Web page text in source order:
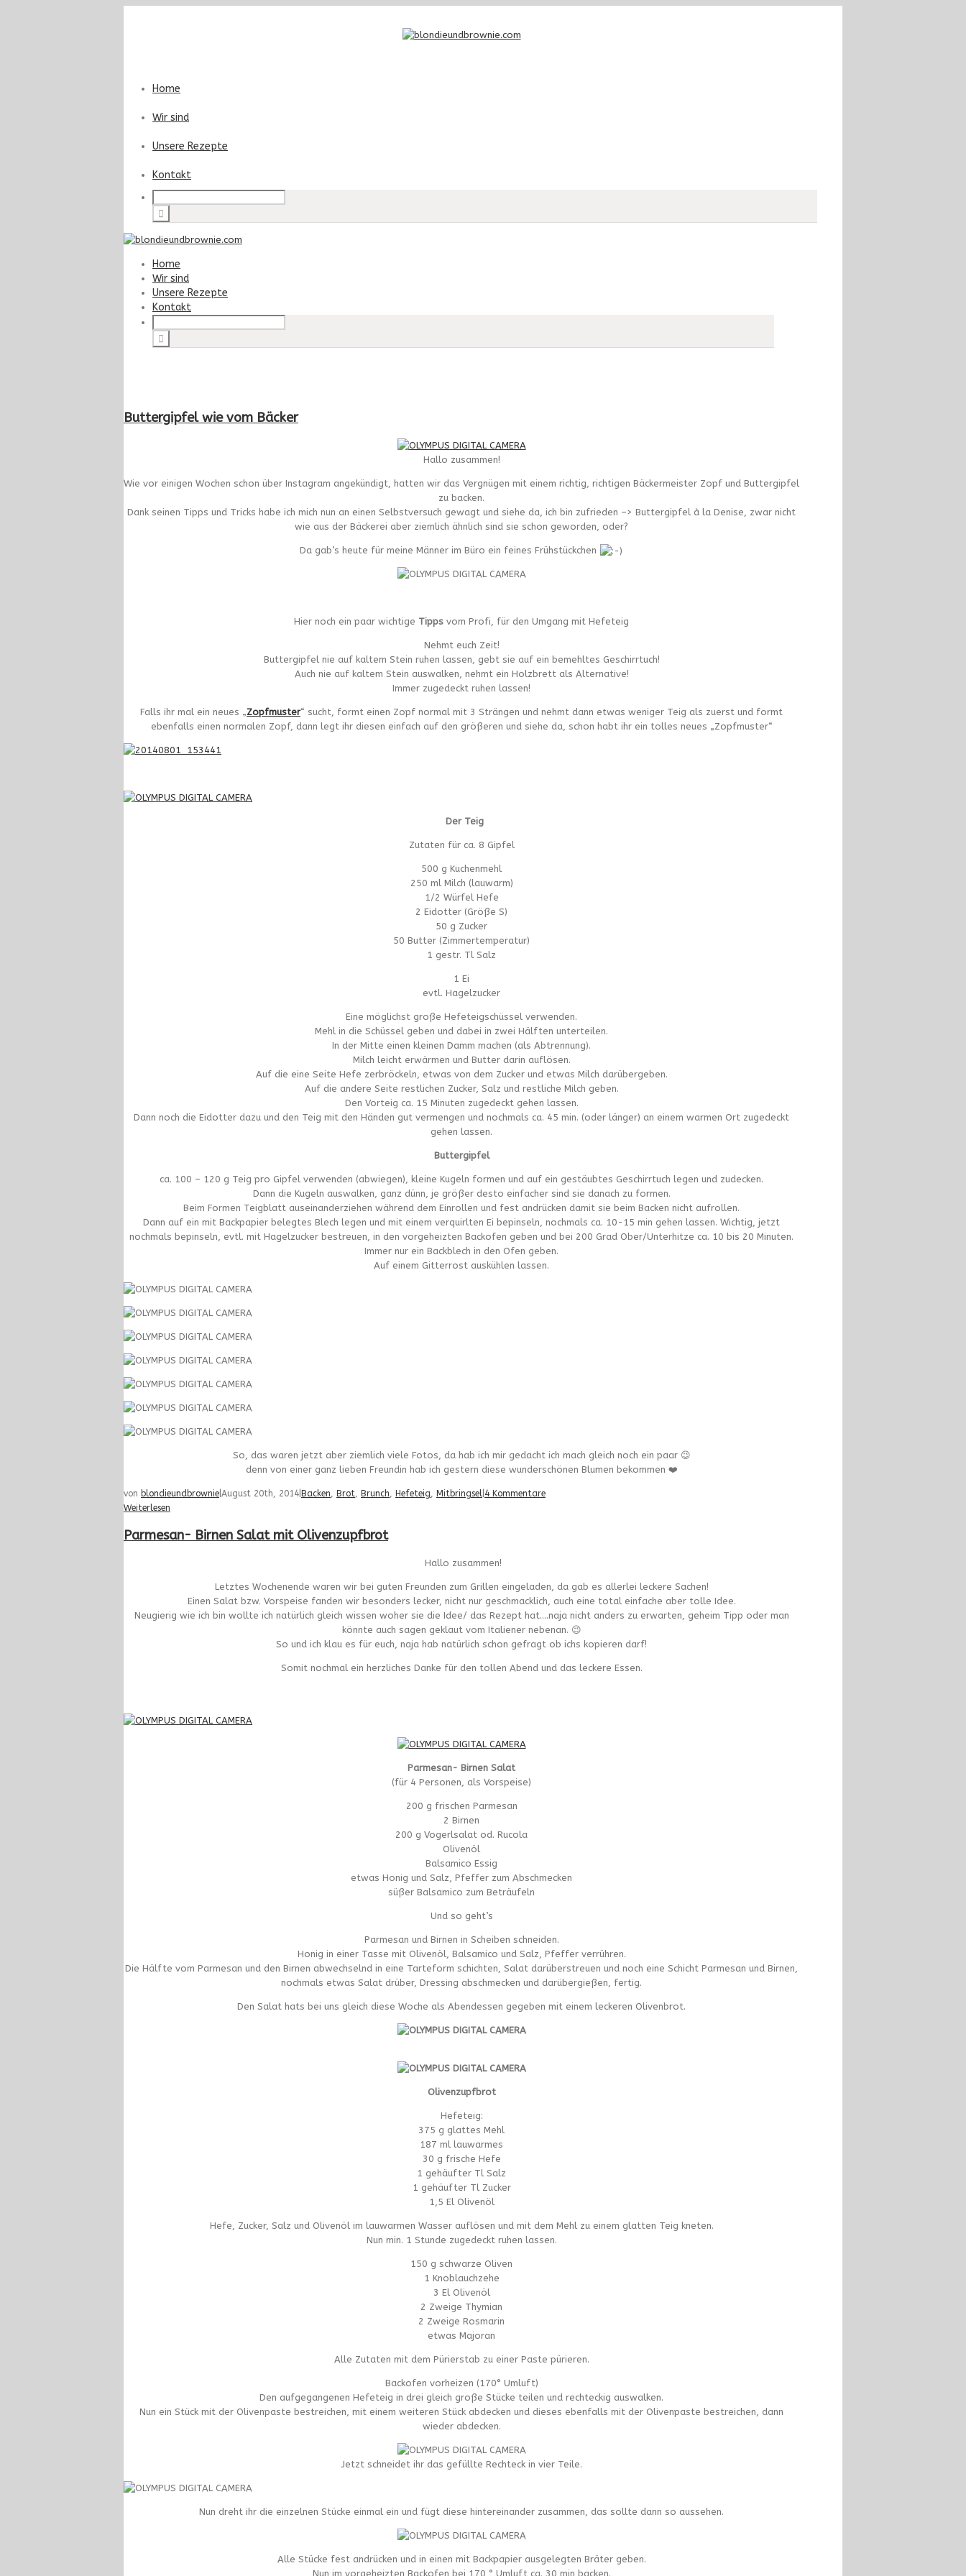
Home
Wir sind
Unsere Rezepte
Kontakt
Home
Wir sind
Unsere Rezepte
Kontakt
Buttergipfel wie vom Bäcker
Hallo zusammen!
Wie vor einigen Wochen schon über Instagram angekündigt, hatten wir das Vergnügen mit einem richtig, richtigen Bäckermeister Zopf und Buttergipfel
zu backen.
Dank seinen Tipps und Tricks habe ich mich nun an einen Selbstversuch gewagt und siehe da, ich bin zufrieden –> Buttergipfel à la Denise, zwar nicht
wie aus der Bäckerei aber ziemlich ähnlich sind sie schon geworden, oder?
Da gab’s heute für meine Männer im Büro ein feines Frühstückchen
Hier noch ein paar wichtige Tipps vom Profi, für den Umgang mit Hefeteig
Nehmt euch Zeit!
Buttergipfel nie auf kaltem Stein ruhen lassen, gebt sie auf ein bemehltes Geschirrtuch!
Auch nie auf kaltem Stein auswalken, nehmt ein Holzbrett als Alternative!
Immer zugedeckt ruhen lassen!
Falls ihr mal ein neues „Zopfmuster“ sucht, formt einen Zopf normal mit 3 Strängen und nehmt dann etwas weniger Teig als zuerst und formt
ebenfalls einen normalen Zopf, dann legt ihr diesen einfach auf den größeren und siehe da, schon habt ihr ein tolles neues „Zopfmuster“
Der Teig
Zutaten für ca. 8 Gipfel
500 g Kuchenmehl
250 ml Milch (lauwarm)
1/2 Würfel Hefe
2 Eidotter (Größe S)
50 g Zucker
50 Butter (Zimmertemperatur)
1 gestr. Tl Salz
1 Ei
evtl. Hagelzucker
Eine möglichst große Hefeteigschüssel verwenden.
Mehl in die Schüssel geben und dabei in zwei Hälften unterteilen.
In der Mitte einen kleinen Damm machen (als Abtrennung).
Milch leicht erwärmen und Butter darin auflösen.
Auf die eine Seite Hefe zerbröckeln, etwas von dem Zucker und etwas Milch darübergeben.
Auf die andere Seite restlichen Zucker, Salz und restliche Milch geben.
Den Vorteig ca. 15 Minuten zugedeckt gehen lassen.
Dann noch die Eidotter dazu und den Teig mit den Händen gut vermengen und nochmals ca. 45 min. (oder länger) an einem warmen Ort zugedeckt
gehen lassen.
Buttergipfel
ca. 100 – 120 g Teig pro Gipfel verwenden (abwiegen), kleine Kugeln formen und auf ein gestäubtes Geschirrtuch legen und zudecken.
Dann die Kugeln auswalken, ganz dünn, je größer desto einfacher sind sie danach zu formen.
Beim Formen Teigblatt auseinanderziehen während dem Einrollen und fest andrücken damit sie beim Backen nicht aufrollen.
Dann auf ein mit Backpapier belegtes Blech legen und mit einem verquirlten Ei bepinseln, nochmals ca. 10-15 min gehen lassen. Wichtig, jetzt
nochmals bepinseln, evtl. mit Hagelzucker bestreuen, in den vorgeheizten Backofen geben und bei 200 Grad Ober/Unterhitze ca. 10 bis 20 Minuten.
Immer nur ein Backblech in den Ofen geben.
Auf einem Gitterrost auskühlen lassen.
So, das waren jetzt aber ziemlich viele Fotos, da hab ich mir gedacht ich mach gleich noch ein paar 😉
denn von einer ganz lieben Freundin hab ich gestern diese wunderschönen Blumen bekommen ❤️
von blondieundbrownie August 20th, 2014 Backen, Brot, Brunch, Hefeteig, Mitbringsel 4 Kommentare
Weiterlesen
Parmesan- Birnen Salat mit Olivenzupfbrot
Hallo zusammen!
Letztes Wochenende waren wir bei guten Freunden zum Grillen eingeladen, da gab es allerlei leckere Sachen!
Einen Salat bzw. Vorspeise fanden wir besonders lecker, nicht nur geschmacklich, auch eine total einfache aber tolle Idee.
Neugierig wie ich bin wollte ich natürlich gleich wissen woher sie die Idee/ das Rezept hat….naja nicht anders zu erwarten, geheim Tipp oder man
könnte auch sagen geklaut vom Italiener nebenan. 😉
So und ich klau es für euch, naja hab natürlich schon gefragt ob ichs kopieren darf!
Somit nochmal ein herzliches Danke für den tollen Abend und das leckere Essen.
Parmesan- Birnen Salat
(für 4 Personen, als Vorspeise)
200 g frischen Parmesan
2 Birnen
200 g Vogerlsalat od. Rucola
Olivenöl
Balsamico Essig
etwas Honig und Salz, Pfeffer zum Abschmecken
süßer Balsamico zum Beträufeln
Und so geht’s
Parmesan und Birnen in Scheiben schneiden.
Honig in einer Tasse mit Olivenöl, Balsamico und Salz, Pfeffer verrühren.
Die Hälfte vom Parmesan und den Birnen abwechselnd in eine Tarteform schichten, Salat darüberstreuen und noch eine Schicht Parmesan und Birnen,
nochmals etwas Salat drüber, Dressing abschmecken und darübergießen, fertig.
Den Salat hats bei uns gleich diese Woche als Abendessen gegeben mit einem leckeren Olivenbrot.
Olivenzupfbrot
Hefeteig:
375 g glattes Mehl
187 ml lauwarmes
30 g frische Hefe
1 gehäufter Tl Salz
1 gehäufter Tl Zucker
1,5 El Olivenöl
Hefe, Zucker, Salz und Olivenöl im lauwarmen Wasser auflösen und mit dem Mehl zu einem glatten Teig kneten.
Nun min. 1 Stunde zugedeckt ruhen lassen.
150 g schwarze Oliven
1 Knoblauchzehe
3 El Olivenöl
2 Zweige Thymian
2 Zweige Rosmarin
etwas Majoran
Alle Zutaten mit dem Pürierstab zu einer Paste pürieren.
Backofen vorheizen (170° Umluft)
Den aufgegangenen Hefeteig in drei gleich große Stücke teilen und rechteckig auswalken.
Nun ein Stück mit der Olivenpaste bestreichen, mit einem weiteren Stück abdecken und dieses ebenfalls mit der Olivenpaste bestreichen, dann
wieder abdecken.
Jetzt schneidet ihr das gefüllte Rechteck in vier Teile.
Nun dreht ihr die einzelnen Stücke einmal ein und fügt diese hintereinander zusammen, das sollte dann so aussehen.
Alle Stücke fest andrücken und in einen mit Backpapier ausgelegten Bräter geben.
Nun im vorgeheizten Backofen bei 170 ° Umluft ca. 30 min backen.